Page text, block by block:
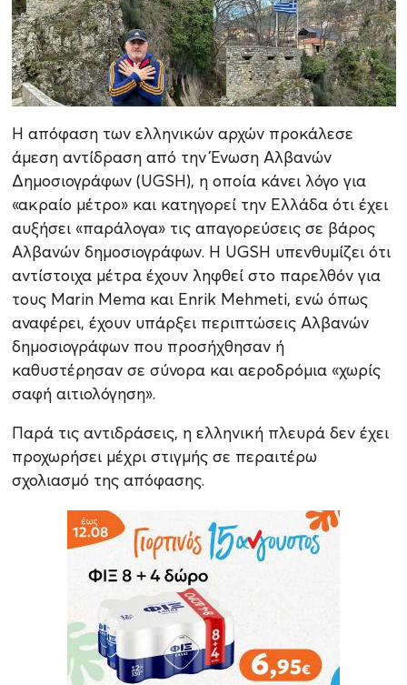
Η απόφαση των ελληνικών αρχών προκάλεσε
άμεση αντίδραση από την Ένωση Αλβανών
Δημοσιογράφων (UGSH), η οποία κάνει λόγο για
«ακραίο μέτρο» και κατηγορεί την Ελλάδα ότι έχει
αυξήσει «παράλογα» τις απαγορεύσεις σε βάρος
Αλβανών δημοσιογράφων. Η UGSH υπενθυμίζει ότι
αντίστοιχα μέτρα έχουν ληφθεί στο παρελθόν για
τους Marin Mema και Enrik Mehmeti, ενώ όπως
αναφέρει, έχουν υπάρξει περιπτώσεις Αλβανών
δημοσιογράφων που προσήχθησαν ή
καθυστέρησαν σε σύνορα και αεροδρόμια «χωρίς
σαφή αιτιολόγηση».
Παρά τις αντιδράσεις, η ελληνική πλευρά δεν έχει
προχωρήσει μέχρι στιγμής σε περαιτέρω
σχολιασμό της απόφασης.